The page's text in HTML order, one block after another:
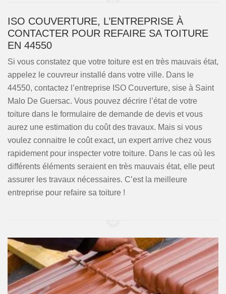
ISO COUVERTURE, L’ENTREPRISE À
CONTACTER POUR REFAIRE SA TOITURE
EN 44550
Si vous constatez que votre toiture est en très mauvais état,
appelez le couvreur installé dans votre ville. Dans le
44550, contactez l’entreprise ISO Couverture, sise à Saint
Malo De Guersac. Vous pouvez décrire l’état de votre
toiture dans le formulaire de demande de devis et vous
aurez une estimation du coût des travaux. Mais si vous
voulez connaitre le coût exact, un expert arrive chez vous
rapidement pour inspecter votre toiture. Dans le cas où les
différents éléments seraient en très mauvais état, elle peut
assurer les travaux nécessaires. C’est la meilleure
entreprise pour refaire sa toiture !